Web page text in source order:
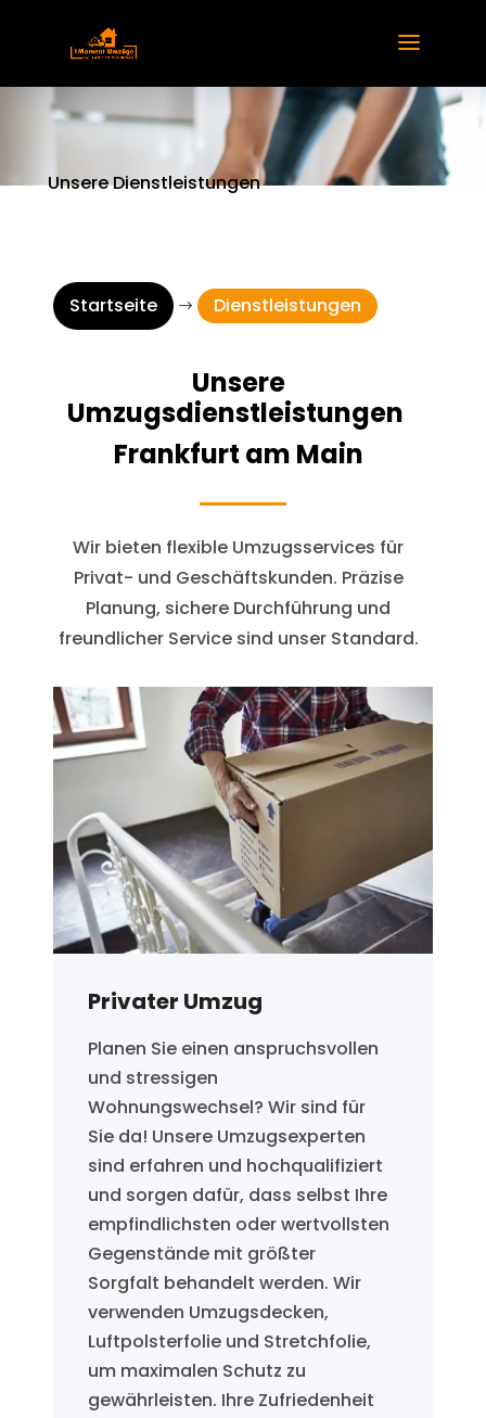
Unsere Dienstleistungen
Startseite $ Dienstleistungen
Unsere
Umzugsdienstleistungen
Frankfurt am Main
Wir bieten flexible Umzugsservices für
Privat- und Geschäftskunden. Präzise
Planung, sichere Durchführung und
freundlicher Service sind unser Standard.
Privater Umzug
Planen Sie einen anspruchsvollen
und stressigen
Wohnungswechsel? Wir sind für
Sie da! Unsere Umzugsexperten
sind erfahren und hochqualifiziert
und sorgen dafür, dass selbst Ihre
empfindlichsten oder wertvollsten
Gegenstände mit größter
Sorgfalt behandelt werden. Wir
verwenden Umzugsdecken,
Luftpolsterfolie und Stretchfolie,
um maximalen Schutz zu
gewährleisten. Ihre Zufriedenheit